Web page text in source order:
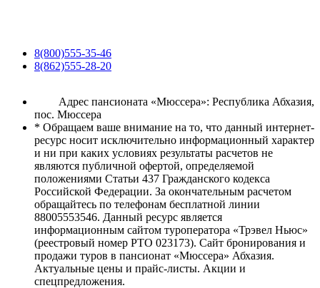
8(800)555-35-46
8(862)555-28-20
Адрес пансионата «Мюссера»: Республика Абхазия,
пос. Мюссера
* Обращаем ваше внимание на то, что данный интернет-
ресурс носит исключительно информационный характер
и ни при каких условиях результаты расчетов не
являются публичной офертой, определяемой
положениями Статьи 437 Гражданского кодекса
Российской Федерации. За окончательным расчетом
обращайтесь по телефонам бесплатной линии
88005553546. Данный ресурс является
информационным сайтом туроператора «Трэвел Ньюс»
(реестровый номер РТО 023173). Сайт бронирования и
продажи туров в пансионат «Мюссера» Абхазия.
Актуальные цены и прайс-листы. Акции и
спецпредложения.